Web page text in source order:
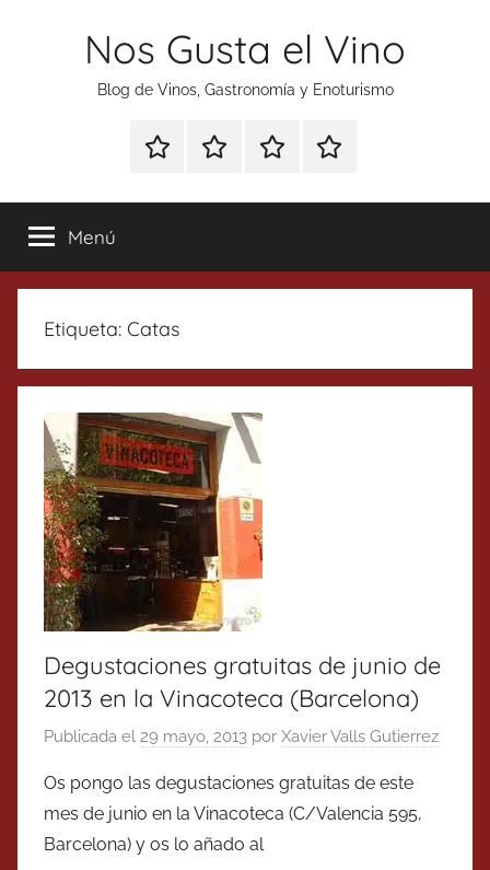
Nos Gusta el Vino
Blog de Vinos, Gastronomía y Enoturismo
Especial
Tonics
Enoturismo
Gastronomía
RankingContacto
Menú
Etiqueta: Catas
Degustaciones gratuitas de junio de
2013 en la Vinacoteca (Barcelona)
Publicada el 29 mayo, 2013 por Xavier Valls Gutierrez
Os pongo las degustaciones gratuitas de este
mes de junio en la Vinacoteca (C/Valencia 595,
Barcelona) y os lo añado al